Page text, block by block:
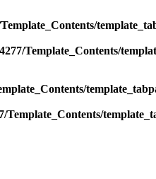
Template_Contents/
Template_Contents/